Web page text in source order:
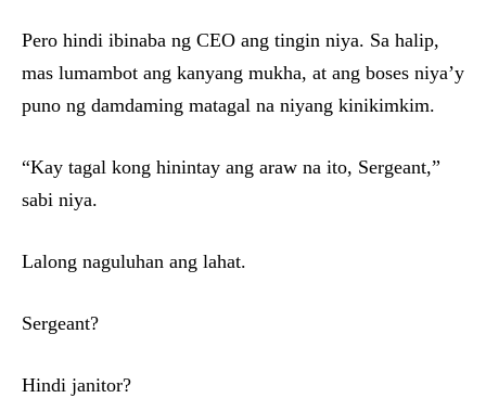
Pero hindi ibinaba ng CEO ang tingin niya. Sa halip,
mas lumambot ang kanyang mukha, at ang boses niya’y
puno ng damdaming matagal na niyang kinikimkim.
“Kay tagal kong hinintay ang araw na ito, Sergeant,”
sabi niya.
Lalong naguluhan ang lahat.
Sergeant?
Hindi janitor?